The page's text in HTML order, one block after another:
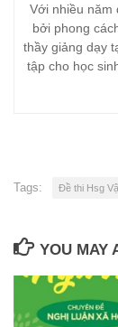
Với nhiều năm
bởi phong
thầy giảng dạy
tập cho học
Tags: Đề thi Hsg
YOU MAY